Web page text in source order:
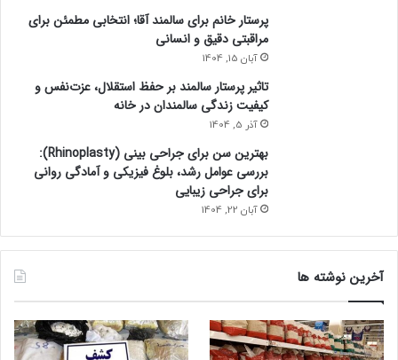
پرستار خانم برای سالمند آقا؛ انتخابی مطمئن برای
مراقبتی دقیق و انسانی
آبان 15, 1404
تاثیر پرستار سالمند بر حفظ استقلال، عزت‌نفس و
کیفیت زندگی سالمندان در خانه
آذر 5, 1404
بهترین سن برای جراحی بینی (Rhinoplasty):
بررسی عوامل رشد، بلوغ فیزیکی و آمادگی روانی
برای جراحی زیبایی
آبان 22, 1404
آخرین نوشته ها